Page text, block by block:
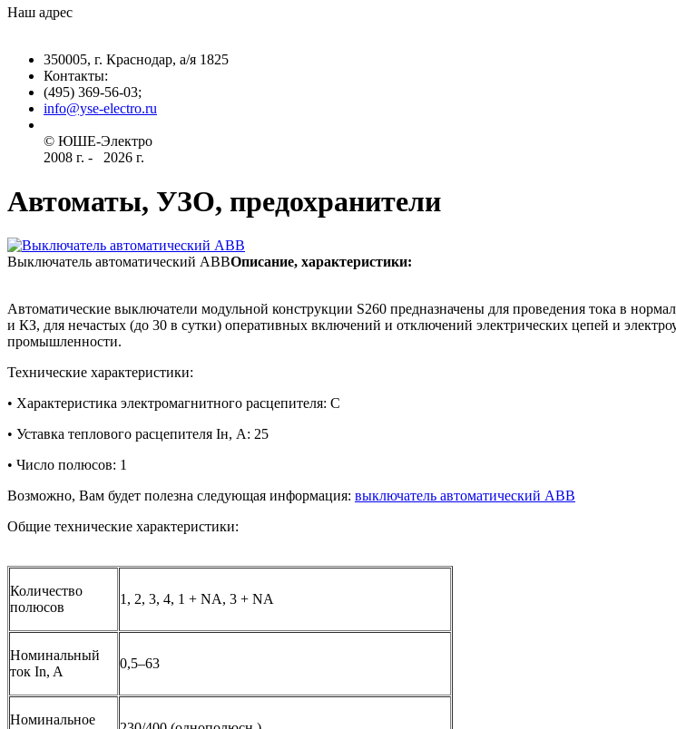
Наш адрес
350005, г. Краснодар, а/я 1825
Контакты: ­
(495) 369-56-03;
info@yse-electro.ru­
© ЮШЕ-Эл­ектро ­
2008 г­. - ­ ­­­­­
2026 г.
Автоматы, УЗО, предохранители
Выключатель автоматический ABBОписание, характеристики:
Автоматические выключатели модульной конструкции S260 предназначены для проведения тока в
и КЗ, для нечастых (до 30 в сутки) оперативных включений и отключений электрических цепей и
промышленности.
Технические характеристики:
• Характеристика электромагнитного расцепителя: C
• Уставка теплового расцепителя Iн, А: 25
• Число полюсов: 1
Возможно, Вам будет полезна следующая информация: выключатель автоматический АВВ
Общие технические характеристики:
Количество
полюсов
1, 2, 3, 4, 1 + NA, 3 + NA
Номинальный
ток In, A
0,5–63
Номинальное